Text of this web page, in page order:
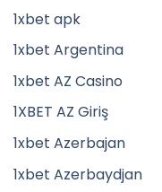
1xbet apk
1xbet Argentina
1xbet AZ Casino
1XBET AZ Giriş
1xbet Azerbajan
1xbet Azerbaydjan